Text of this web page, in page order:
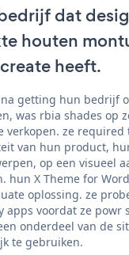
dat
houten
heeft.
getting hun bedrijf
was rbia shades op
verkopen. ze required
van hun product,
op een visueel
hun X Theme for
oplossing. ze
voordat ze powr
onderdeel van de
te gebruiken.